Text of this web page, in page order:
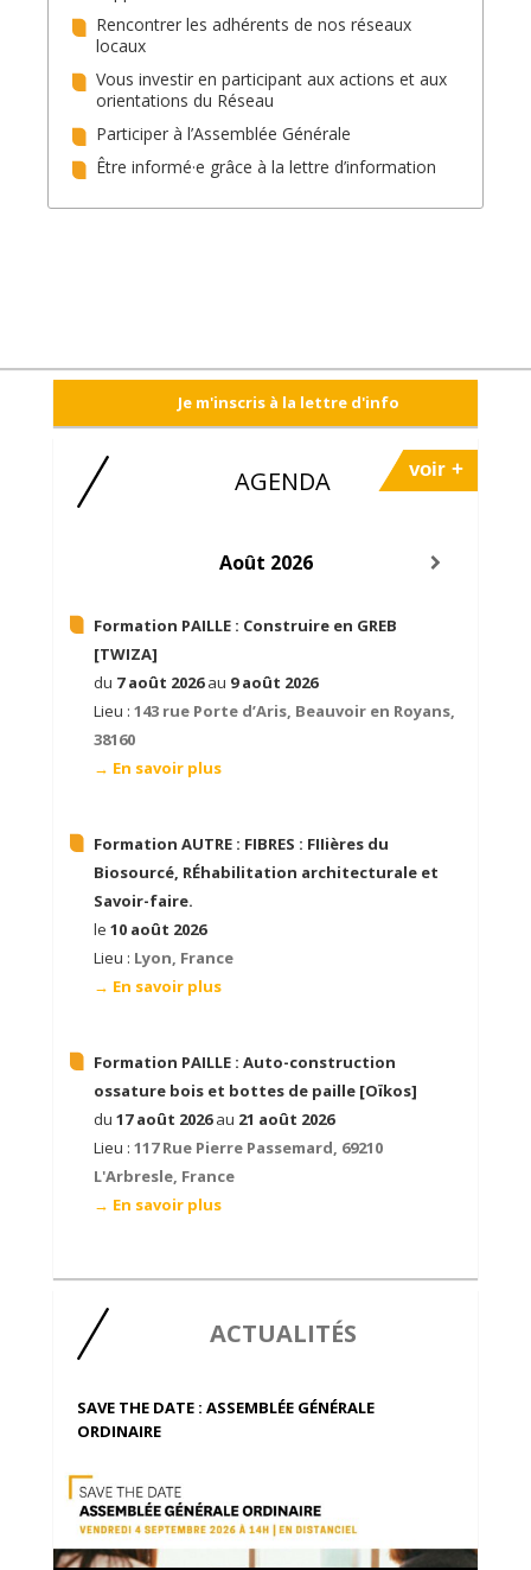
Rencontrer les adhérents de nos réseaux
locaux
Vous investir en participant aux actions et aux
orientations du Réseau
Participer à l’Assemblée Générale
Être informé·e grâce à la lettre d’information
Je m'inscris à la lettre d'info
AGENDA voir +
Août 2026
Formation PAILLE : Construire en GREB
[TWIZA]
du 7 août 2026au 9 août 2026
Lieu : 143 rue Porte d’Aris, Beauvoir en Royans,
38160
→ En savoir plus
Formation AUTRE : FIBRES : FIIières du
Biosourcé, RÉhabilitation architecturale et
Savoir-faire.
le 10 août 2026
Lieu : Lyon, France
→ En savoir plus
Formation PAILLE : Auto-construction
ossature bois et bottes de paille [Oïkos]
du 17 août 2026au 21 août 2026
Lieu : 117 Rue Pierre Passemard, 69210
L'Arbresle, France
→ En savoir plus
ACTUALITÉS
SAVE THE DATE : ASSEMBLÉE GÉNÉRALE
ORDINAIRE